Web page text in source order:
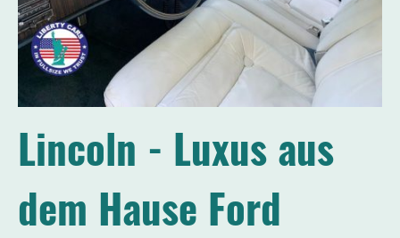
Lincoln - Luxus aus
dem Hause Ford